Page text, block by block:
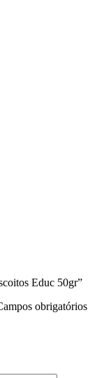
Educ 50gr”
obrigatórios